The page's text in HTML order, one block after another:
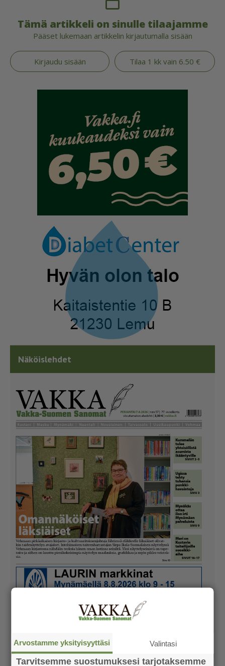
Tämä artikkeli on sinulle tilaajamme
Pääset lukemaan artikkelin kirjautumalla sisään
Kirjaudu sisään Tilaa 1 kk vain 6.50 €
Näköislehdet
Arvostamme yksityisyyttäsi Valintasi
Tarvitsemme suostumuksesi tarjotaksemme